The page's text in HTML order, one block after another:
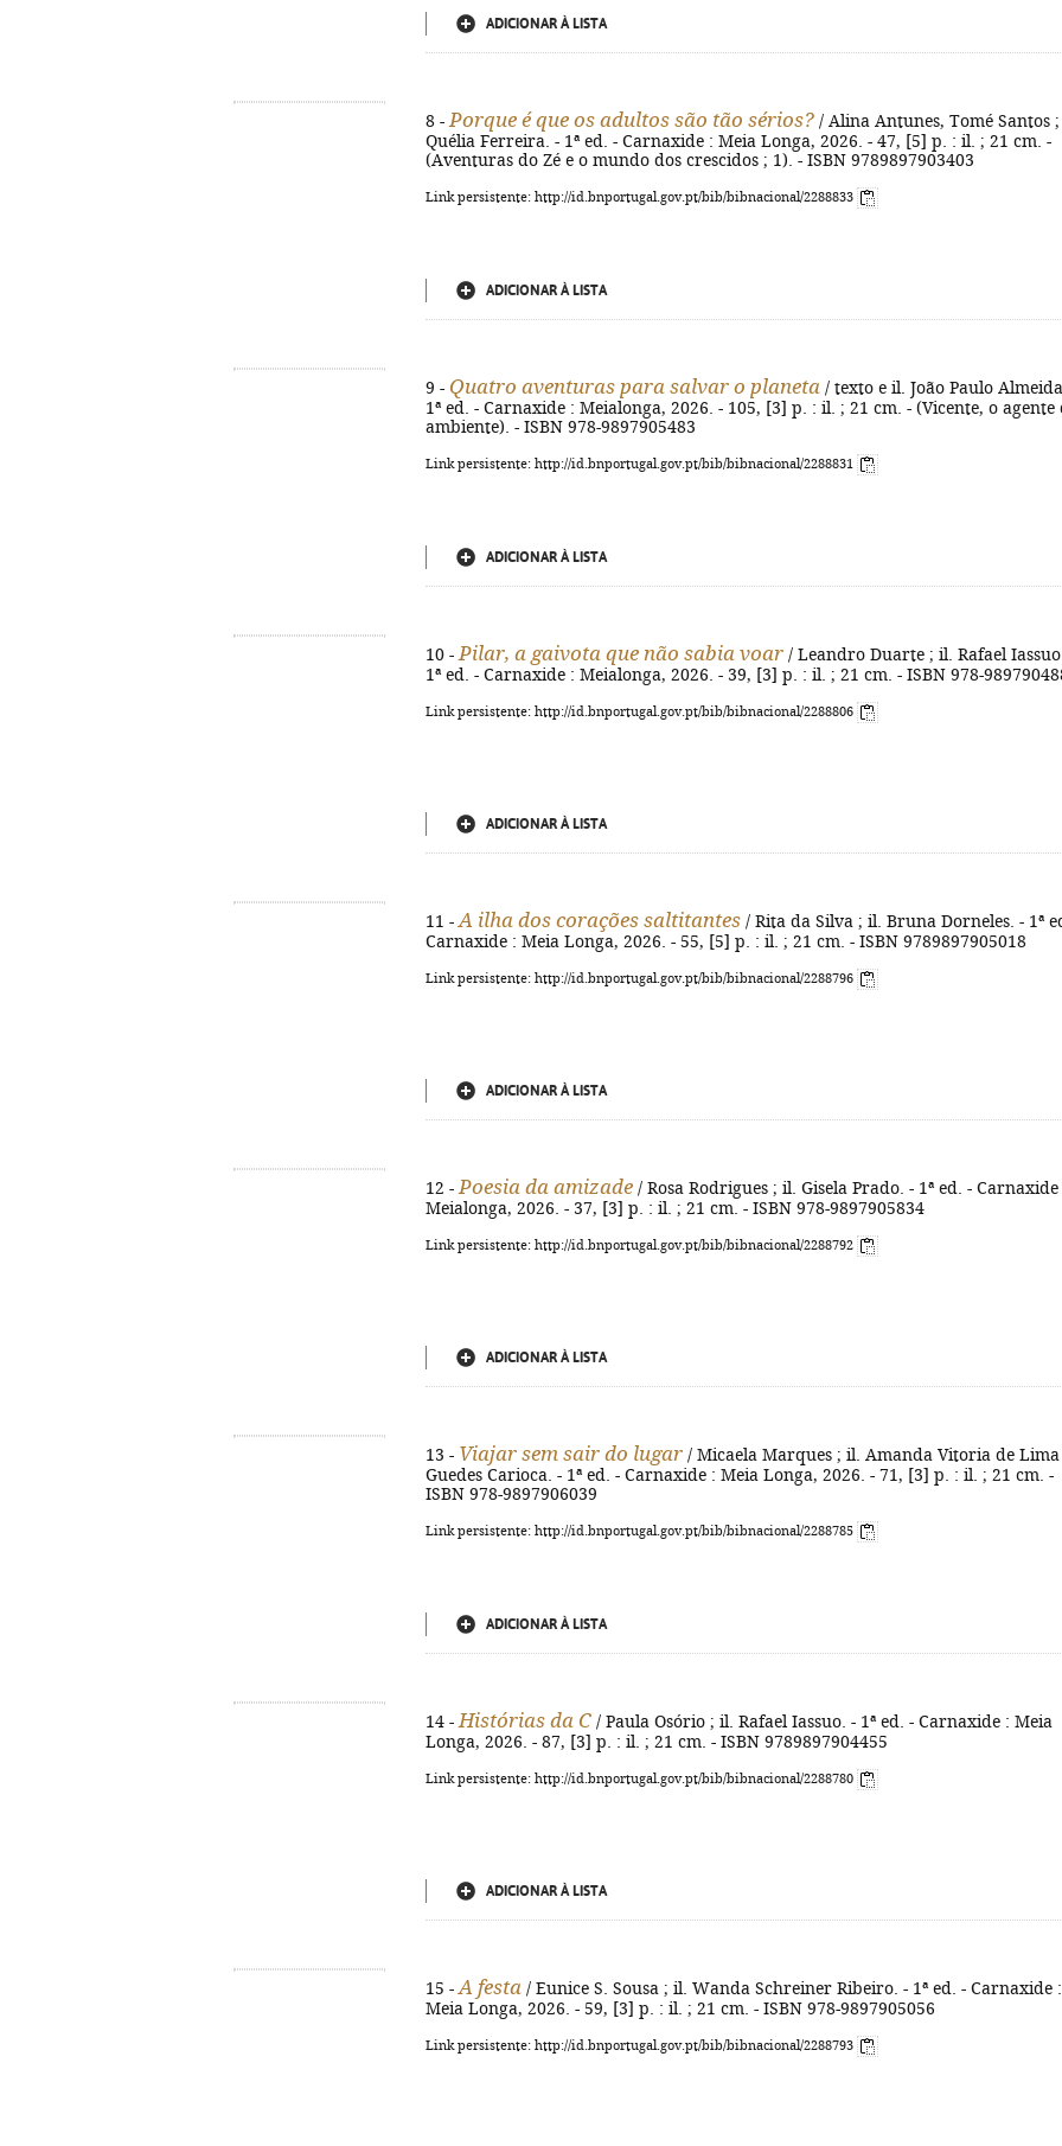
ADICIONAR À LISTA
8 - Porque é que os adultos são tão sérios? / Alina Antunes, Tomé Santos
Quélia Ferreira. - 1ª ed. - Carnaxide : Meia Longa, 2026. - 47, [5] p. : il. ; 21 cm. -
(Aventuras do Zé e o mundo dos crescidos ; 1). - ISBN 9789897903403
Link persistente: http://id.bnportugal.gov.pt/bib/bibnacional/2288833
ADICIONAR À LISTA
9 - Quatro aventuras para salvar o planeta / texto e il. João Paulo
1ª ed. - Carnaxide : Meialonga, 2026. - 105, [3] p. : il. ; 21 cm. - (Vicente, o agente
ambiente). - ISBN 978-9897905483
Link persistente: http://id.bnportugal.gov.pt/bib/bibnacional/2288831
ADICIONAR À LISTA
10 - Pilar, a gaivota que não sabia voar / Leandro Duarte ; il. Rafael
1ª ed. - Carnaxide : Meialonga, 2026. - 39, [3] p. : il. ; 21 cm. - ISBN 978-
Link persistente: http://id.bnportugal.gov.pt/bib/bibnacional/2288806
ADICIONAR À LISTA
11 - A ilha dos corações saltitantes / Rita da Silva ; il. Bruna Dorneles. - 1ª
Carnaxide : Meia Longa, 2026. - 55, [5] p. : il. ; 21 cm. - ISBN 9789897905018
Link persistente: http://id.bnportugal.gov.pt/bib/bibnacional/2288796
ADICIONAR À LISTA
12 - Poesia da amizade / Rosa Rodrigues ; il. Gisela Prado. - 1ª ed. - Carnaxide
Meialonga, 2026. - 37, [3] p. : il. ; 21 cm. - ISBN 978-9897905834
Link persistente: http://id.bnportugal.gov.pt/bib/bibnacional/2288792
ADICIONAR À LISTA
13 - Viajar sem sair do lugar / Micaela Marques ; il. Amanda Vitoria de Lima
Guedes Carioca. - 1ª ed. - Carnaxide : Meia Longa, 2026. - 71, [3] p. : il. ; 21 cm. -
ISBN 978-9897906039
Link persistente: http://id.bnportugal.gov.pt/bib/bibnacional/2288785
ADICIONAR À LISTA
14 - Histórias da C / Paula Osório ; il. Rafael Iassuo. - 1ª ed. - Carnaxide : Meia
Longa, 2026. - 87, [3] p. : il. ; 21 cm. - ISBN 9789897904455
Link persistente: http://id.bnportugal.gov.pt/bib/bibnacional/2288780
ADICIONAR À LISTA
15 - A festa / Eunice S. Sousa ; il. Wanda Schreiner Ribeiro. - 1ª ed. - Carnaxide :
Meia Longa, 2026. - 59, [3] p. : il. ; 21 cm. - ISBN 978-9897905056
Link persistente: http://id.bnportugal.gov.pt/bib/bibnacional/2288793